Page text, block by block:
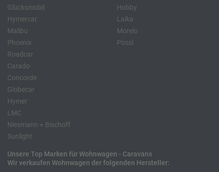
Glücksmobil
Hymercar
Malibu
Phoenix
Roadcar
Hobby
Laika
Morelo
Pössl
Carado
Concorde
Globecar
Hymer
LMC
Niesmann + Bischoff
Sunlight
Unsere Top Marken für Wohnwagen - Caravans
Wir verkaufen Wohnwagen der folgenden Hersteller: